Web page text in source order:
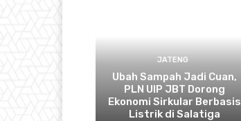
JATENG
Ubah Sampah Jadi Cuan,
PLN UIP JBT Dorong
Ekonomi Sirkular Berbasis
Listrik di Salatiga